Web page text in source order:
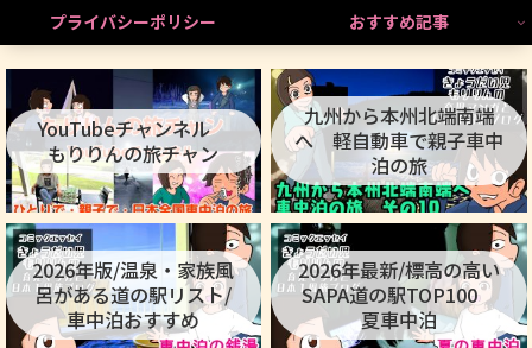
プライバシーポリシー
おすすめ記事
YouTubeチャンネル
もりりんの旅チャン
九州から本州北端南端
へ 軽自動車で親子車中
泊の旅
2026年版/温泉・家族風
呂がある道の駅リスト/
車中泊おすすめ
2026年最新/標高の高い
SAPA道の駅TOP100
夏車中泊